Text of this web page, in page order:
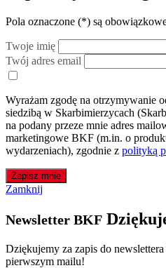
Pola oznaczone (*) są
Twoje imię
Twój adres email
Wyrażam zgodę na otrzymywanie
siedzibą w Skarbimierzycach
na podany przeze mnie adres
marketingowe BKF (m.in. o
wydarzeniach), zgodnie z polityką
Zapisz mnie
Zamknij
Newsletter BKF
Dziękujemy za zapis do
pierwszym mailu!